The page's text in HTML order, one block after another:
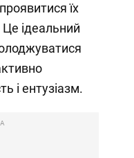
їх
Це ідеальний
і ентузіазм.